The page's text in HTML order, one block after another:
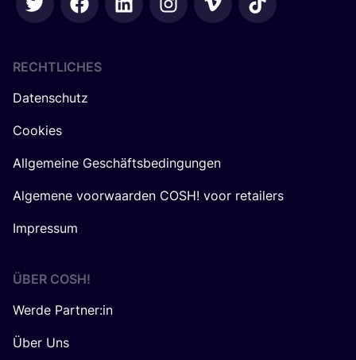
RECHTLICHES
Datenschutz
Cookies
Allgemeine Geschäftsbedingungen
Algemene voorwaarden COSH! voor retailers
Impressum
ÜBER COSH!
Werde Partner:in
Über Uns